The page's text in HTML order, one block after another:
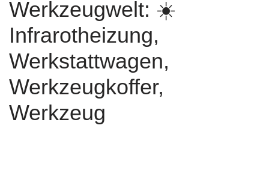
Werkzeugwelt: ☀️
Infrarotheizung,
Werkstattwagen,
Werkzeugkoffer,
Werkzeug